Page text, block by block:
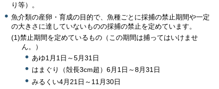
り等）。
魚介類の産卵・育成の目的で、魚種ごとに採捕の禁止期間や一定
の大きさに達していないものの採捕の禁止を定めています。
(1)禁止期間を定めているもの（この期間は捕ってはいけませ
ん。）
あゆ1月1日～5月31日
はまぐり（殻長3cm超）6月1日～8月31日
みるくい4月21日～11月30日